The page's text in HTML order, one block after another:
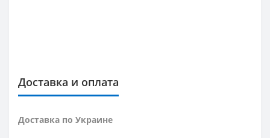
Доставка и оплата
Доставка по Украине